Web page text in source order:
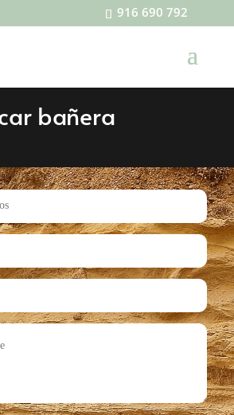
916 690 792
bañera